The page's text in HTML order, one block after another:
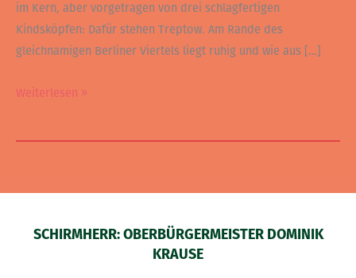
im Kern, aber vorgetragen von drei schlagfertigen
Kindsköpfen: Dafür stehen Treptow. Am Rande des
gleichnamigen Berliner Viertels liegt ruhig und wie aus […]
Weiterlesen »
SCHIRMHERR: OBERBÜRGERMEISTER DOMINIK
KRAUSE